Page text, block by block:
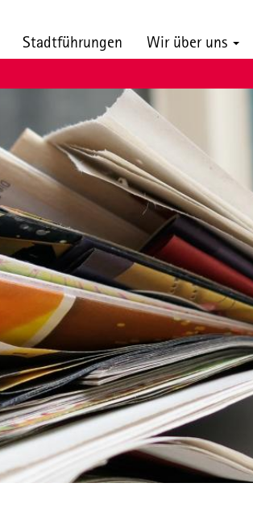
Stadtführungen Wir über uns